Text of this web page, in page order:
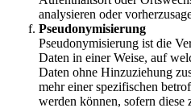
analysieren oder
Pseudonymisierung
Pseudonymisierung ist die
Daten in einer Weise, auf
Daten ohne Hinzuziehung
mehr einer spezifischen
werden können, sofern diese